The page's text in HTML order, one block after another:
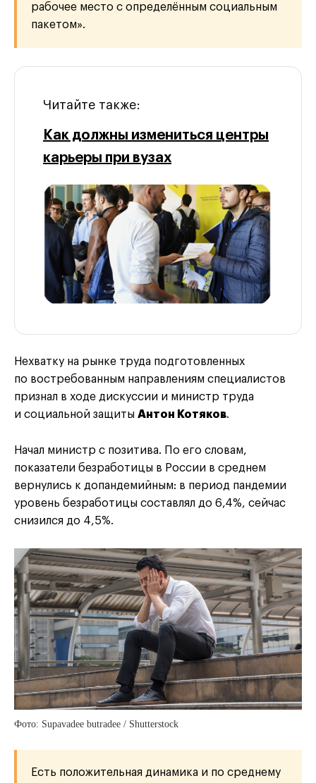
рабочее место с определённым социальным
пакетом».
Читайте также:
Как должны измениться центры
карьеры при вузах
Нехватку на рынке труда подготовленных
по востребованным направлениям специалистов
признал в ходе дискуссии и министр труда
и социальной защиты Антон Котяков.
Начал министр с позитива. По его словам,
показатели безработицы в России в среднем
вернулись к допандемийным: в период пандемии
уровень безработицы составлял до 6,4%, сейчас
снизился до 4,5%.
Фото: Supavadee butradee / Shutterstock
Есть положительная динамика и по среднему